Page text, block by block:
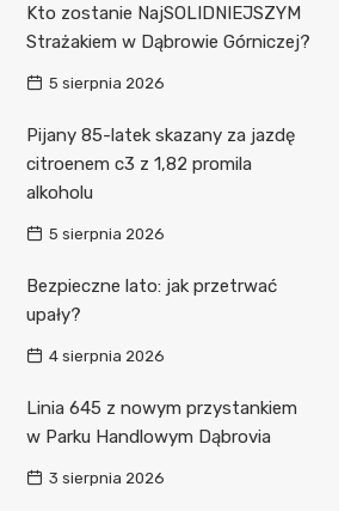
Kto zostanie NajSOLIDNIEJSZYM
Strażakiem w Dąbrowie Górniczej?
5 sierpnia 2026
Pijany 85-latek skazany za jazdę
citroenem c3 z 1,82 promila
alkoholu
5 sierpnia 2026
Bezpieczne lato: jak przetrwać
upały?
4 sierpnia 2026
Linia 645 z nowym przystankiem
w Parku Handlowym Dąbrovia
3 sierpnia 2026